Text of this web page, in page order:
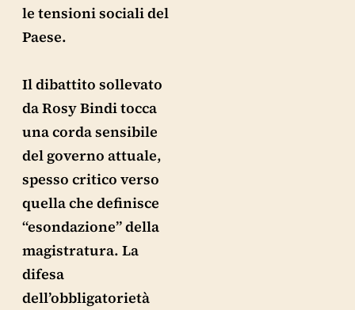
le tensioni sociali del
Paese.
Il dibattito sollevato
da Rosy Bindi tocca
una corda sensibile
del governo attuale,
spesso critico verso
quella che definisce
“esondazione” della
magistratura. La
difesa
dell’obbligatorietà